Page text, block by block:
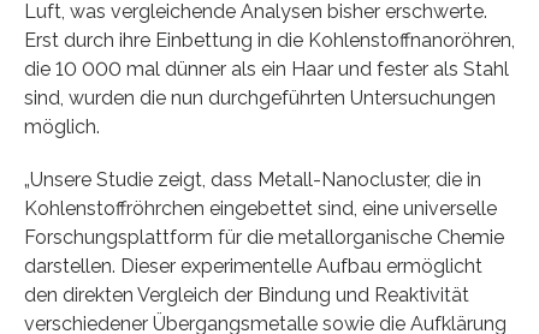
Luft, was vergleichende Analysen bisher erschwerte.
Erst durch ihre Einbettung in die Kohlenstoffnanoröhren,
die 10 000 mal dünner als ein Haar und fester als Stahl
sind, wurden die nun durchgeführten Untersuchungen
möglich.
„Unsere Studie zeigt, dass Metall-Nanocluster, die in
Kohlenstoffröhrchen eingebettet sind, eine universelle
Forschungsplattform für die metallorganische Chemie
darstellen. Dieser experimentelle Aufbau ermöglicht
den direkten Vergleich der Bindung und Reaktivität
verschiedener Übergangsmetalle sowie die Aufklärung